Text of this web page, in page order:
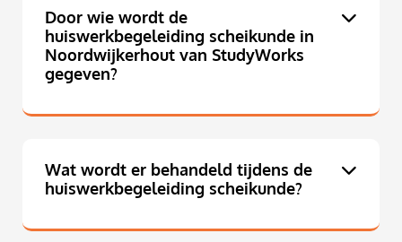
Door wie wordt de
huiswerkbegeleiding scheikunde in
Noordwijkerhout van StudyWorks
gegeven?
Wat wordt er behandeld tijdens de
huiswerkbegeleiding scheikunde?